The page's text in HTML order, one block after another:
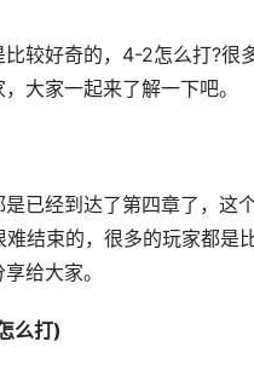
较好奇的，4-2怎么打?很
大家一起来了解一下吧。
经到达了第四章了，这
结束的，很多的玩家都是
给大家。
么打)